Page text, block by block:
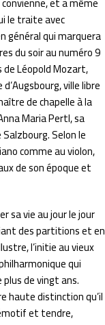
le traite avec
général qui marquera
du soir au numéro 9
Léopold Mozart,
ville libre
de chapelle à la
Maria Pertl, sa
Selon le
comme au violon,
de son époque et
sa vie au jour le jour
des partitions et en
l’initie au vieux
qui
de vingt ans.
haute distinction qu’il
et tendre,